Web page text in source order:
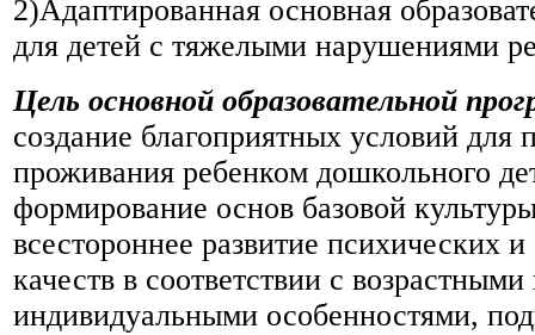
2)Адаптированная основная
для детей с тяжелыми нарушениями
Цель основной образовательной
создание благоприятных условий для
проживания ребенком дошкольного
формирование основ базовой
всестороннее развитие психических
качеств в соответствии с возрастными
индивидуальными особенностями,